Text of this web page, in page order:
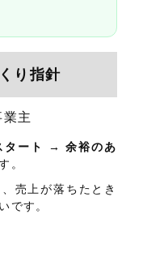
り指針
主
タート → 余裕のあ
。
売上が落ちたとき
です。